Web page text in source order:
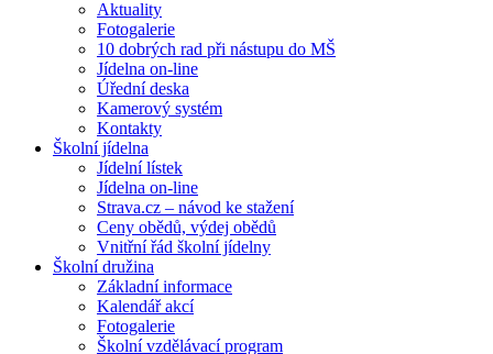
Aktuality
Fotogalerie
10 dobrých rad při nástupu do MŠ
Jídelna on-line
Úřední deska
Kamerový systém
Kontakty
Školní jídelna
Jídelní lístek
Jídelna on-line
Strava.cz – návod ke stažení
Ceny obědů, výdej obědů
Vnitřní řád školní jídelny
Školní družina
Základní informace
Kalendář akcí
Fotogalerie
Školní vzdělávací program